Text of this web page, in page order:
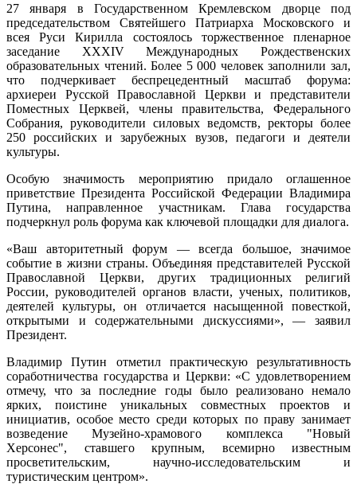
27 января в Государственном Кремлевском дворце под
председательством Святейшего Патриарха Московского и
всея Руси Кирилла состоялось торжественное пленарное
заседание XXXIV Международных Рождественских
образовательных чтений. Более 5 000 человек заполнили зал,
что подчеркивает беспрецедентный масштаб форума:
архиереи Русской Православной Церкви и представители
Поместных Церквей, члены правительства, Федерального
Собрания, руководители силовых ведомств, ректоры более
250 российских и зарубежных вузов, педагоги и деятели
культуры.
Особую значимость мероприятию придало оглашенное
приветствие Президента Российской Федерации Владимира
Путина, направленное участникам. Глава государства
подчеркнул роль форума как ключевой площадки для диалога.
«Ваш авторитетный форум — всегда большое, значимое
событие в жизни страны. Объединяя представителей Русской
Православной Церкви, других традиционных религий
России, руководителей органов власти, ученых, политиков,
деятелей культуры, он отличается насыщенной повесткой,
открытыми и содержательными дискуссиями», — заявил
Президент.
Владимир Путин отметил практическую результативность
соработничества государства и Церкви: «С удовлетворением
отмечу, что за последние годы было реализовано немало
ярких, поистине уникальных совместных проектов и
инициатив, особое место среди которых по праву занимает
возведение Музейно-храмового комплекса "Новый
Херсонес", ставшего крупным, всемирно известным
просветительским, научно-исследовательским и
туристическим центром».